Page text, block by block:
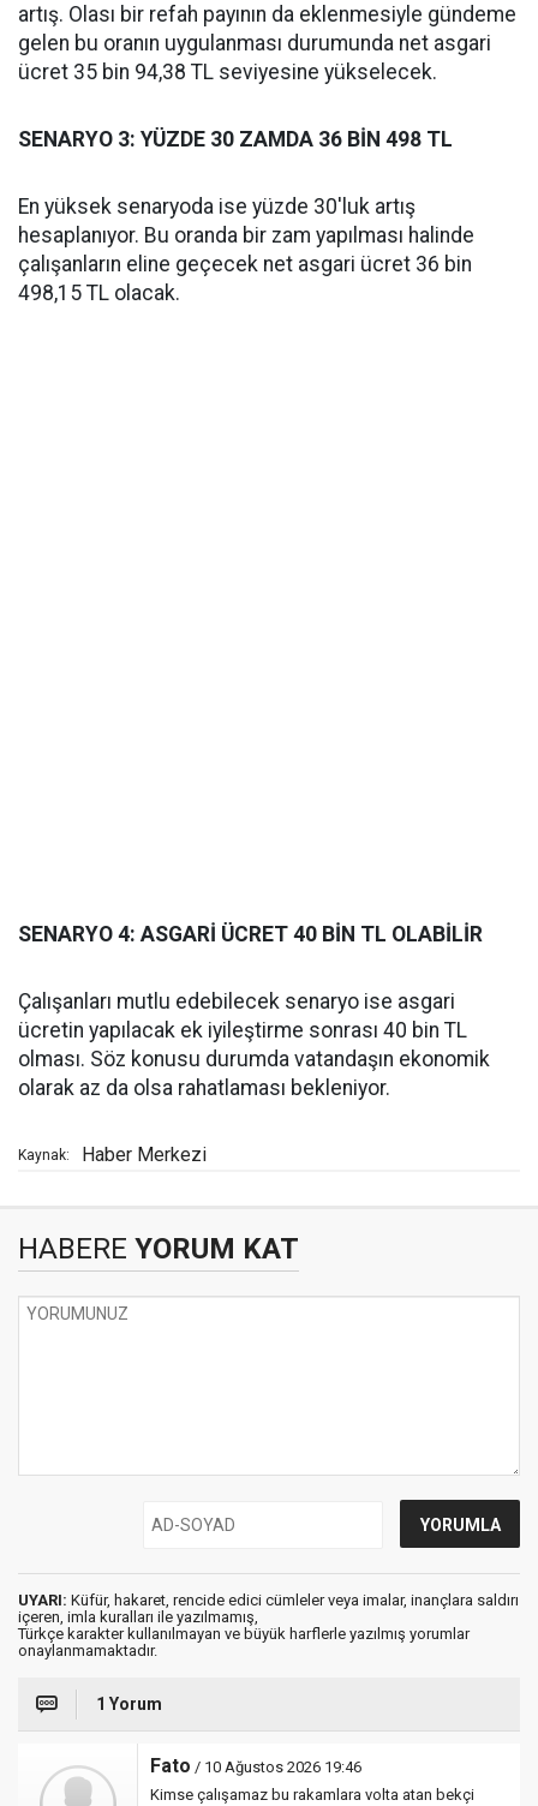
artış. Olası bir refah payının da eklenmesiyle gündeme
gelen bu oranın uygulanması durumunda net asgari
ücret 35 bin 94,38 TL seviyesine yükselecek.
SENARYO 3: YÜZDE 30 ZAMDA 36 BİN 498 TL
En yüksek senaryoda ise yüzde 30'luk artış
hesaplanıyor. Bu oranda bir zam yapılması halinde
çalışanların eline geçecek net asgari ücret 36 bin
498,15 TL olacak.
SENARYO 4: ASGARİ ÜCRET 40 BİN TL OLABİLİR
Çalışanları mutlu edebilecek senaryo ise asgari
ücretin yapılacak ek iyileştirme sonrası 40 bin TL
olması. Söz konusu durumda vatandaşın ekonomik
olarak az da olsa rahatlaması bekleniyor.
Kaynak: Haber Merkezi
HABERE YORUM KAT
UYARI: Küfür, hakaret, rencide edici cümleler veya imalar, inançlara saldırı
içeren, imla kuralları ile yazılmamış,
Türkçe karakter kullanılmayan ve büyük harflerle yazılmış yorumlar
onaylanmamaktadır.
1 Yorum
Fato / 10 Ağustos 2026 19:46
Kimse çalışamaz bu rakamlara volta atan bekçi